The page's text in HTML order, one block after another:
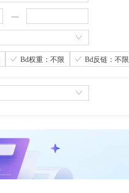
Bd权重：不限 Bd反链：不限